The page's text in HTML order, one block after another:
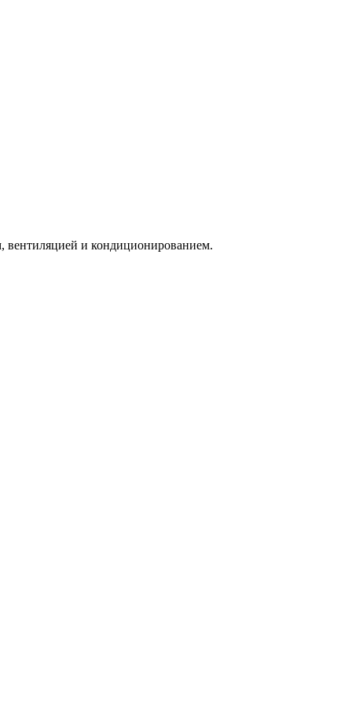
вентиляцией и кондиционированием.